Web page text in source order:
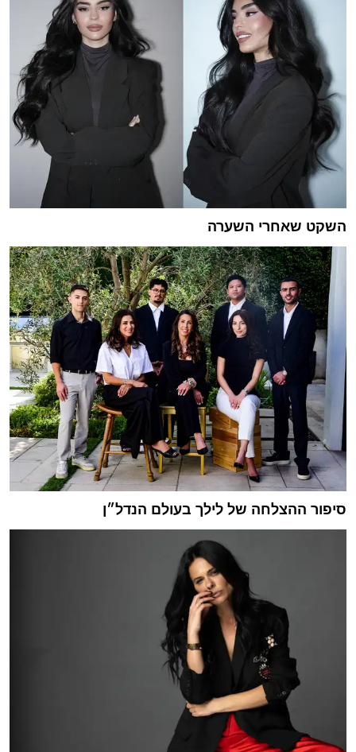
השקט שאחרי השערה
סיפור ההצלחה של לילך בעולם הנדל״ן